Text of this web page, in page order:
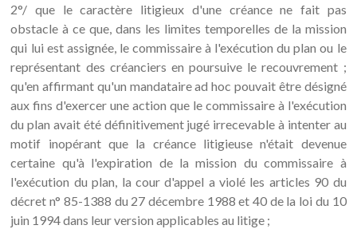
2°/ que le caractère litigieux d'une créance ne fait pas
obstacle à ce que, dans les limites temporelles de la mission
qui lui est assignée, le commissaire à l'exécution du plan ou le
représentant des créanciers en poursuive le recouvrement ;
qu'en affirmant qu'un mandataire ad hoc pouvait être désigné
aux fins d'exercer une action que le commissaire à l'exécution
du plan avait été définitivement jugé irrecevable à intenter au
motif inopérant que la créance litigieuse n'était devenue
certaine qu'à l'expiration de la mission du commissaire à
l'exécution du plan, la cour d'appel a violé les articles 90 du
décret n° 85-1388 du 27 décembre 1988 et 40 de la loi du 10
juin 1994 dans leur version applicables au litige ;